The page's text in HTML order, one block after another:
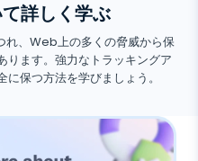
詳しく学ぶ
れ、Web上の多くの脅威から保
ります。強力なトラッキングア
保つ方法を学びましょう。